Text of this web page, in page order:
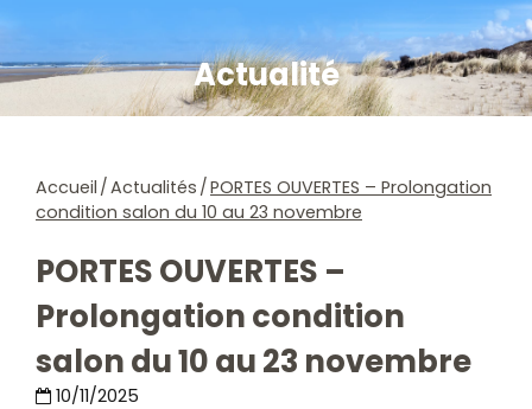
Actualité
Accueil Actualités PORTES OUVERTES – Prolongation
condition salon du 10 au 23 novembre
PORTES OUVERTES –
Prolongation condition
salon du 10 au 23 novembre
10/11/2025